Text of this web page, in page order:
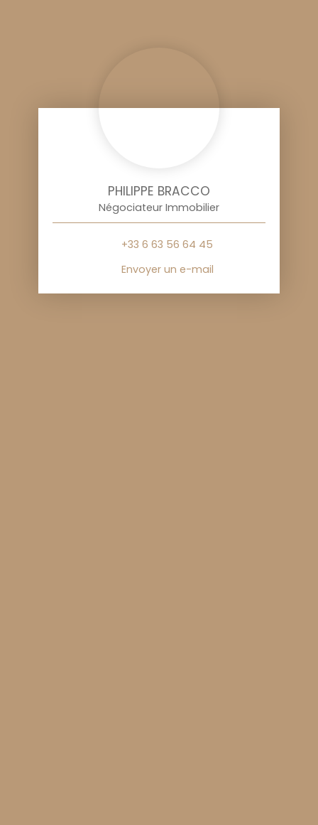
PHILIPPE BRACCO
Négociateur Immobilier
+33 6 63 56 64 45
Envoyer un e-mail